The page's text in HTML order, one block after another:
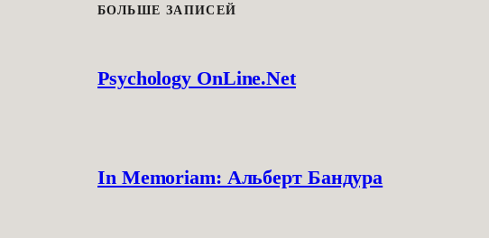
БОЛЬШЕ ЗАПИСЕЙ
Psychology OnLine.Net
In Memoriam: Альберт Бандура